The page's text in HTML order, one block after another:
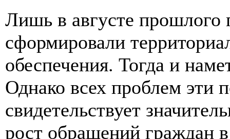
Лишь в августе прошлого
сформировали
обеспечения. Тогда и
Однако всех проблем эти
свидетельствует
рост обращений граждан